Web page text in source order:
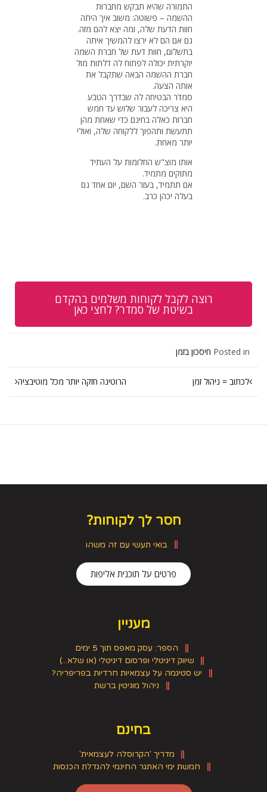
התמורה שהיא תבקש מחברות
ההשמה – פשוטה: משוב איך היתה
חוות הדעת שלה, ומה יצא להם מזה.
גם אם הם לא ירצו להמשיך איתה
בתשלום, חוות דעת של חברת השמה
יוקרתית יכולה לפתוח לה דלתות מול
חברת ההשמה הבאה שתקבל את
אותה הצעה.
סמדר הבטיחה לה שבדרך הטבע
היא צריכה לעבור שלוש עד חמש
חברות כאלה בחינם כדי שאחת מהן
תתעשת ותהפוך ללקוחה שלה, ואולי
יותר מאחת.
אותו מוצ"ש החלומות על העתיד
מתוקים מתמיד.
אם תתמיד, בעזר השם, יום אחד גם
בעלה יכהן כרב.
רוצה לקבל לקוחות משלמים בהקדם
בשיטת של סמדר? לחצי כאן
Posted in חיסכון בזמן
לכתוב = ניהול זמן הרוטינה חזקה יותר מכל מוטיבציה
חסר לך לקוחות?
בואי תעשי עם זה משהו
פרטים על תוכנית אליפות
מעניין
הספר: עסק מאפס תוך 5 ימים
שיווק דיגיטלי ופרסום דיגיטלי (או שלא...)
יש סטיגמה על עצמאיות חרדיות בפריפריה?
ניהול מוניטין ברשת
בחינם
מדריך 'הקרוסלה לעצמאית'
חמשת ימי האתגר החינמי להגדלת הכנסות